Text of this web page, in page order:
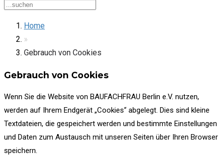
Home
»
Gebrauch von Cookies
Gebrauch von Cookies
Wenn Sie die Website von BAUFACHFRAU Berlin e.V. nutzen,
werden auf Ihrem Endgerät „Cookies“ abgelegt. Dies sind kleine
Textdateien, die gespeichert werden und bestimmte Einstellungen
und Daten zum Austausch mit unseren Seiten über Ihren Browser
speichern.